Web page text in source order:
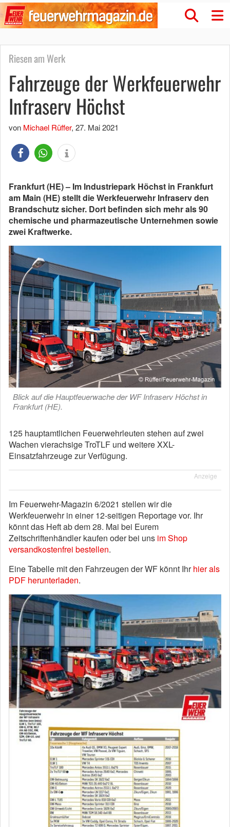
Riesen am Werk
Fahrzeuge der Werkfeuerwehr
Infraserv Höchst
von Michael Rüffer, 27. Mai 2021
Frankfurt (HE) – Im Industriepark Höchst in Frankfurt
am Main (HE) stellt die Werkfeuerwehr Infraserv den
Brandschutz sicher. Dort befinden sich mehr als 90
chemische und pharmazeutische Unternehmen sowie
zwei Kraftwerke.
Blick auf die Hauptfeuerwache der WF Infraserv Höchst in
Frankfurt (HE).
125 hauptamtlichen Feuerwehrleuten stehen auf zwei
Wachen vierachsige TroTLF und weitere XXL-
Einsatzfahrzeuge zur Verfügung.
Anzeige
Im Feuerwehr-Magazin 6/2021 stellen wir die
Werkfeuerwehr in einer 12-seitigen Reportage vor. Ihr
könnt das Heft ab dem 28. Mai bei Eurem
Zeitschriftenhändler kaufen oder bei uns im Shop
versandkostenfrei bestellen.
Eine Tabelle mit den Fahrzeugen der WF könnt Ihrhier als
PDF herunterladen.